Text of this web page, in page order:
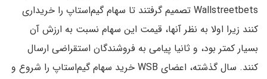
Wallstreetbets تصمیم گرفتند تا سهام گیم‌استاپ را خریداری
کنند زیرا اولا به نظر آنها، قیمت این سهام نسبت به ارزش آن
بسیار کمتر بود، و ثانیا پیامی به فروشندگان استقراضی ارسال
کنند. سال گذشته، اعضای WSB خرید سهام گیم‌استاپ را شروع و